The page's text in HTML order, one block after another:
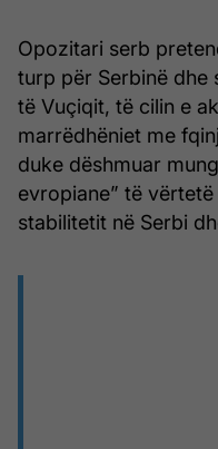
Opozitari serb
turp për Serbinë
të Vuçiqit, të cilin e
marrëdhëniet me
duke dëshmuar
evropiane” të
stabilitetit në Serbi